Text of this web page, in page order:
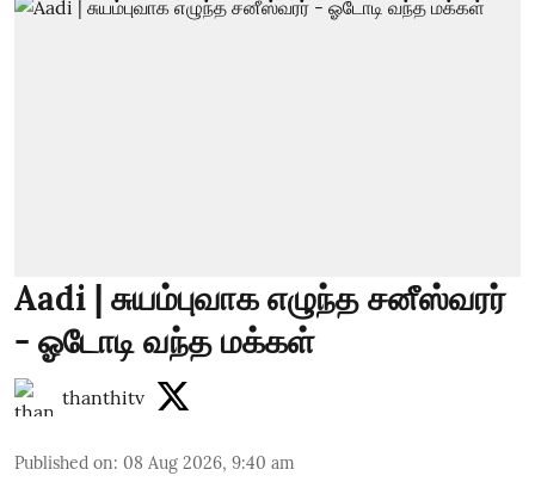
Aadi | சுயம்புவாக எழுந்த சனீஸ்வரர்
- ஓடோடி வந்த மக்கள்
thanthitv
Published on: 08 Aug 2026, 9:40 am